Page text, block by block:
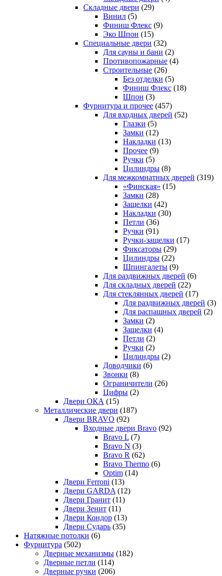
Складные двери (29)
Винил (5)
Финиш Флекс (9)
Эко Шпон (15)
Специальные двери (32)
Для сауны и бани (2)
Противопожарные (4)
Строительные (26)
Без отделки (5)
Финиш Флекс (18)
Шпон (3)
Фурнитура и прочее (457)
Для входных дверей (52)
Глазки (5)
Замки (12)
Накладки (13)
Прочее (9)
Ручки (5)
Цилиндры (8)
Для межкомнатных дверей (319)
«Финская» (15)
Замки (28)
Защелки (42)
Накладки (30)
Петли (36)
Ручки (91)
Ручки-защелки (17)
Фиксаторы (29)
Цилиндры (22)
Шпингалеты (9)
Для раздвижных дверей (6)
Для складных дверей (22)
Для стеклянных дверей (17)
Для раздвижных дверей (3)
Для распашных дверей (2)
Замки (2)
Защелки (4)
Петли (2)
Ручки (2)
Цилиндры (2)
Доводчики (6)
Звонки (8)
Ограничители (26)
Цифры (2)
Двери ОКА (15)
Металлические двери (187)
Двери BRAVO (92)
Входные двери Bravo (92)
Bravo L (7)
Bravo N (3)
Bravo R (62)
Bravo Thermo (6)
Optim (14)
Двери Ferroni (13)
Двери GARDA (12)
Двери Гранит (11)
Двери Зенит (11)
Двери Кондор (13)
Двери Сударь (35)
Натяжные потолки (6)
Фурнитура (502)
Дверные механизмы (182)
Дверные петли (114)
Дверные ручки (206)